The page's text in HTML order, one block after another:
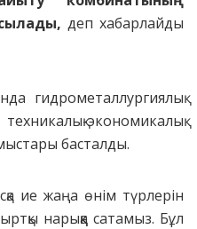
деп хабарлайды
гидрометаллургиялық
экономикалық
басталды.
ие жаңа өнім түрлерін
нарыққа сатамыз. Бұл